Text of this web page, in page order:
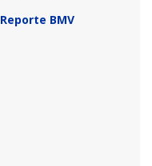
Reporte BMV